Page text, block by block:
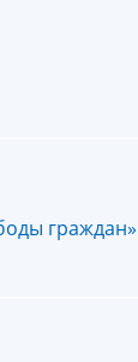
граждан»